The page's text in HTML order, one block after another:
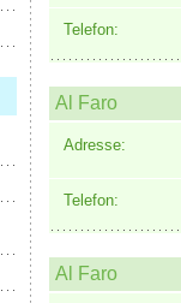
Telefon:
Al Faro
Adresse:
Telefon:
Al Faro